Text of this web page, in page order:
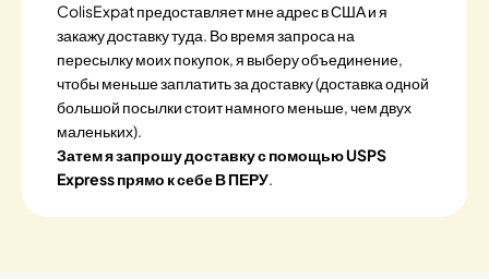
ColisExpat предоставляет мне адрес в США и я
закажу доставку туда. Во время запроса на
пересылку моих покупок, я выберу объединение,
чтобы меньше заплатить за доставку (доставка одной
большой посылки стоит намного меньше, чем двух
маленьких).
Затем я запрошу доставку с помощью USPS
Express прямо к себе В ПЕРУ.